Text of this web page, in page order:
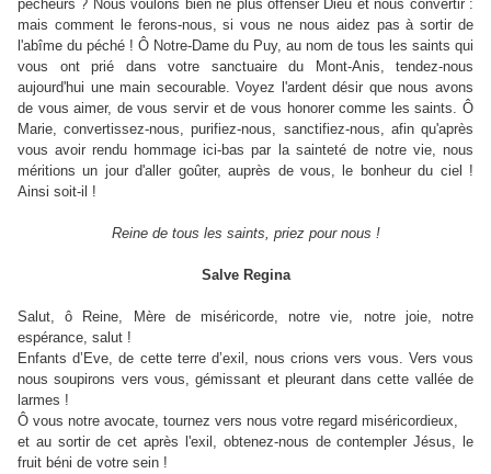
pécheurs ? Nous voulons bien ne plus offenser Dieu et nous convertir :
mais comment le ferons-nous, si vous ne nous aidez pas à sortir de
l'abîme du péché ! Ô Notre-Dame du Puy, au nom de tous les saints qui
vous ont prié dans votre sanctuaire du Mont-Anis, tendez-nous
aujourd'hui une main secourable. Voyez l'ardent désir que nous avons
de vous aimer, de vous servir et de vous honorer comme les saints. Ô
Marie, convertissez-nous, purifiez-nous, sanctifiez-nous, afin qu'après
vous avoir rendu hommage ici-bas par la sainteté de notre vie, nous
méritions un jour d'aller goûter, auprès de vous, le bonheur du ciel !
Ainsi soit-il !
Reine de tous les saints, priez pour nous !
Salve Regina
Salut, ô Reine, Mère de miséricorde, notre vie, notre joie, notre
espérance, salut !
Enfants d’Eve, de cette terre d’exil, nous crions vers vous. Vers vous
nous soupirons vers vous, gémissant et pleurant dans cette vallée de
larmes !
Ô vous notre avocate, tournez vers nous votre regard miséricordieux,
et au sortir de cet après l'exil, obtenez-nous de contempler Jésus, le
fruit béni de votre sein !